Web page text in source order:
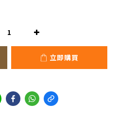
立即購買